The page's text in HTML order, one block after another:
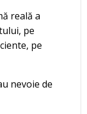
reală a
pe
pe
nevoie de